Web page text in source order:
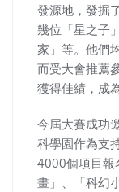
發源地，發掘
幾位「星之子
家」等。他們
而受大會推薦
獲得佳績，成
今屆大賽成功
科學園作為支
4000個項目報
畫」、「科幻